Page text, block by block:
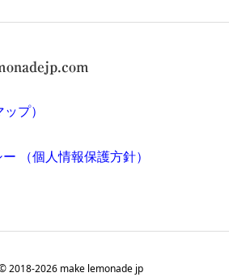
プ）
（個人情報保護方針）
2018-2026 make lemonade jp